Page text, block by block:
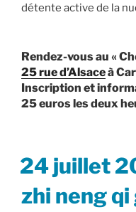
détente active de la
Rendez-vous au «
25 rue d’Alsaceà
Inscription et
25 euros les deux
LE
24 juillet
zhi neng qi